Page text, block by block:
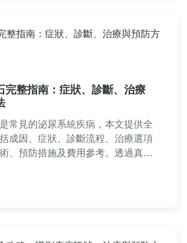
完整指南：症狀、診斷、治療
常見的泌尿系統疾病，本文提供全
成因、症狀、診斷流程、治療選項
、預防措施及費用參考。透過真實
護愛犬健康。文中還分享了個人照